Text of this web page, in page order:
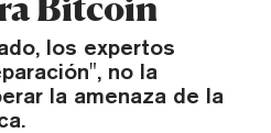
los expertos
no la
la amenaza de la